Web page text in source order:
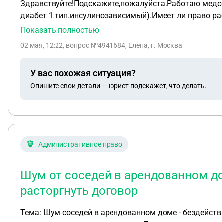
Здравствуйте!Подскажите,пожалуйста.Работаю
диабет 1 тип.инсулинозависимый).Имеет ли право
8.00 до 15.20).И второй вопрос.Заведующий
работали в регистратуре,а 4 врача,работающие в
Заведующий говорит,что нет медсестры у одного
медсестра.В регистратуре даже нет елементарных
Показать полностью
02 мая, 12:22, вопрос №4941684, Елена, г. Москва
У вас похожая ситуация?
Опишите свои детали — юрист подскажет, что делать.
Административное право
Шум от соседей в арендованном
расторгнуть договор
Тема: Шум соседей в арендованном доме - бездействие полиции и снижение арендной